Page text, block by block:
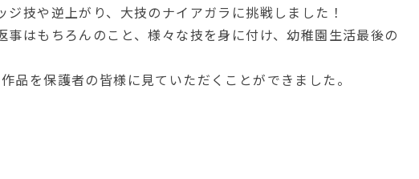
技や逆上がり、大技のナイアガラに挑戦しました！
はもちろんのこと、様々な技を身に付け、幼稚園生活最後の
品を保護者の皆様に見ていただくことができました。